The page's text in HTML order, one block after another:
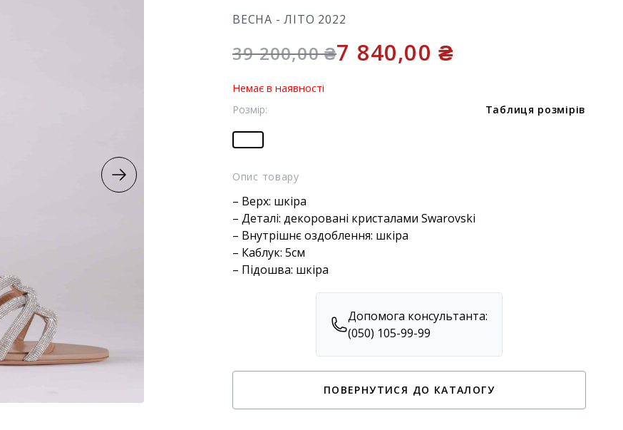
ВЕСНА - ЛІТО 2022
39 200,00₴7 840,00₴
Немає в наявності
Розмір: Таблиця розмірів
Опис товару
– Верх: шкіра
– Деталі: декоровані кристалами Swarovski
– Внутрішнє оздоблення: шкіра
– Каблук: 5см
– Підошва: шкіра
Допомога консультанта:
(050) 105-99-99
ПОВЕРНУТИСЯ ДО КАТАЛОГУ